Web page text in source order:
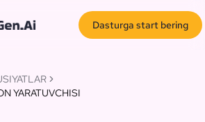
Dasturga start bering
YARATUVCHISI